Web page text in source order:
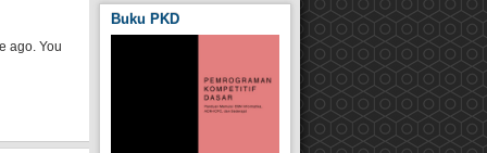
ago. You
Buku PKD